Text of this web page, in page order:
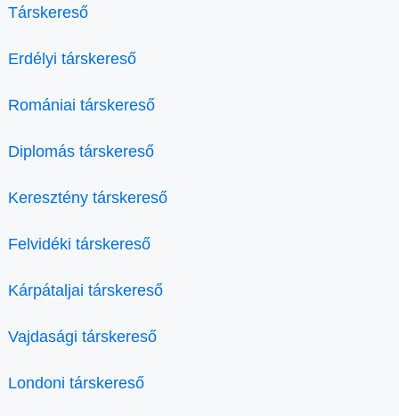
Társkereső
Erdélyi társkereső
Romániai társkereső
Diplomás társkereső
Keresztény társkereső
Felvidéki társkereső
Kárpátaljai társkereső
Vajdasági társkereső
Londoni társkereső